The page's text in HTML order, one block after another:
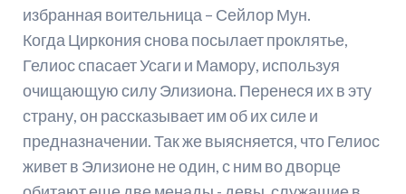
избранная воительница – Сейлор Мун.
Когда Циркония снова посылает проклятье,
Гелиос спасает Усаги и Мамору, используя
очищающую силу Элизиона. Перенеся их в эту
страну, он рассказывает им об их силе и
предназначении. Так же выясняется, что Гелиос
живет в Элизионе не один, с ним во дворце